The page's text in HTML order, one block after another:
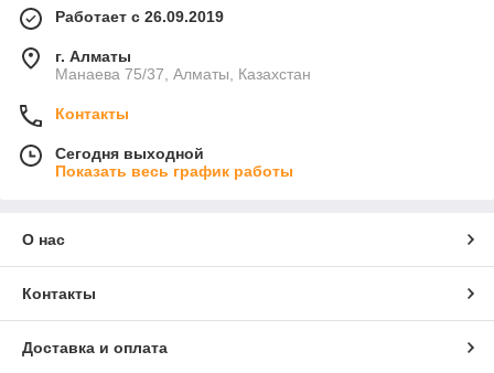
Работает с 26.09.2019
г. Алматы
Манаева 75/37, Алматы, Казахстан
Контакты
Сегодня выходной
Показать весь график работы
О нас
Контакты
Доставка и оплата